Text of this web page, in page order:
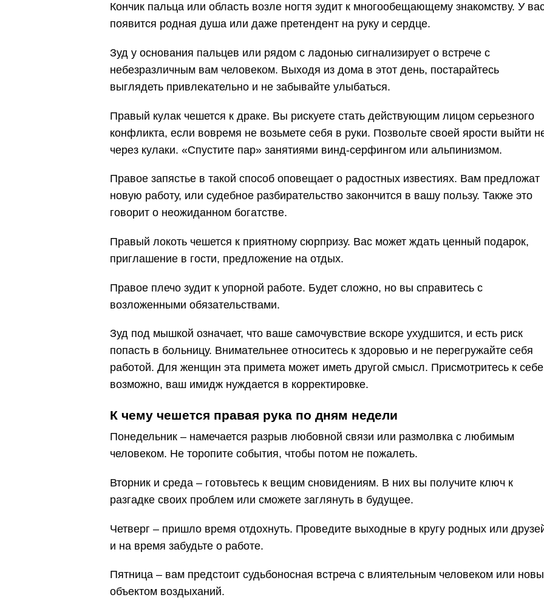
Кончик пальца или область возле ногтя зудит к многообещающему знакомству. У
появится родная душа или даже претендент на руку и сердце.
Зуд у основания пальцев или рядом с ладонью сигнализирует о встрече с
небезразличным вам человеком. Выходя из дома в этот день, постарайтесь
выглядеть привлекательно и не забывайте улыбаться.
Правый кулак чешется к драке. Вы рискуете стать действующим лицом серьезного
конфликта, если вовремя не возьмете себя в руки. Позвольте своей ярости выйти
через кулаки. «Спустите пар» занятиями винд-серфингом или альпинизмом.
Правое запястье в такой способ оповещает о радостных известиях. Вам предложат
новую работу, или судебное разбирательство закончится в вашу пользу. Также это
говорит о неожиданном богатстве.
Правый локоть чешется к приятному сюрпризу. Вас может ждать ценный подарок,
приглашение в гости, предложение на отдых.
Правое плечо зудит к упорной работе. Будет сложно, но вы справитесь с
возложенными обязательствами.
Зуд под мышкой означает, что ваше самочувствие вскоре ухудшится, и есть риск
попасть в больницу. Внимательнее относитесь к здоровью и не перегружайте себя
работой. Для женщин эта примета может иметь другой смысл. Присмотритесь к
возможно, ваш имидж нуждается в корректировке.
К чему чешется правая рука по дням недели
Понедельник – намечается разрыв любовной связи или размолвка с любимым
человеком. Не торопите события, чтобы потом не пожалеть.
Вторник и среда – готовьтесь к вещим сновидениям. В них вы получите ключ к
разгадке своих проблем или сможете заглянуть в будущее.
Четверг – пришло время отдохнуть. Проведите выходные в кругу родных или
и на время забудьте о работе.
Пятница – вам предстоит судьбоносная встреча с влиятельным человеком или
объектом воздыханий.